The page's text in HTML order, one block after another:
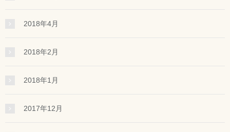
2018年4月
2018年2月
2018年1月
2017年12月